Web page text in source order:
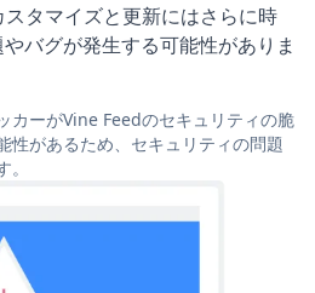
タマイズと更新にはさらに時
バグが発生する可能性がありま
カーがVine Feedのセキュリティの脆
性があるため、セキュリティの問題